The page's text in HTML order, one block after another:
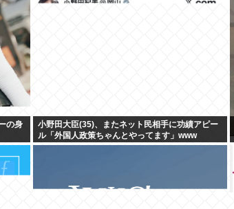
の身
小野田大臣(35)、またネット民相手に功績アピー
ル「外国人政策ちゃんとやってます」www